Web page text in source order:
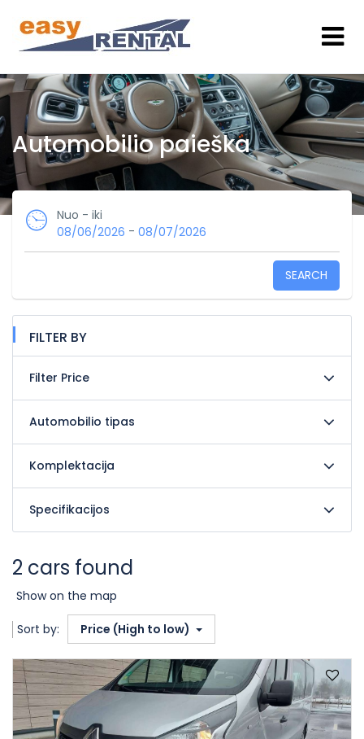
Automobilio paieška
Nuo - iki
08/06/2026 - 08/07/2026
SEARCH
FILTER BY
Filter Price
Automobilio tipas
Komplektacija
Specifikacijos
2 cars found
Show on the map
Sort by: Price (High to low)